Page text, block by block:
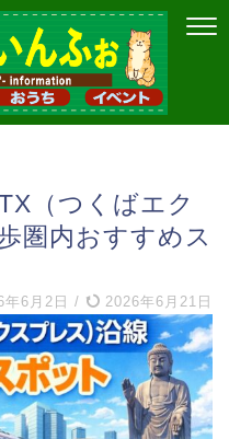
（つくばエク
圏内おすすめス
年6月2日 / 2026年6月21日